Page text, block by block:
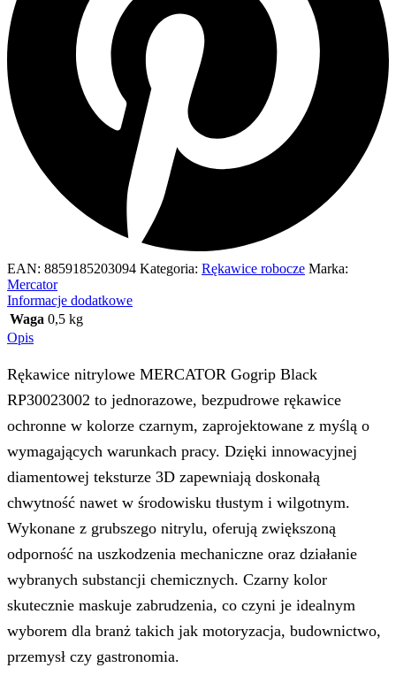
EAN: 8859185203094 Kategoria: Rękawice robocze Marka:
Mercator
Informacje dodatkowe
Waga 0,5 kg
Opis
Rękawice nitrylowe MERCATOR Gogrip Black
RP30023002 to jednorazowe, bezpudrowe rękawice
ochronne w kolorze czarnym, zaprojektowane z myślą o
wymagających warunkach pracy. Dzięki innowacyjnej
diamentowej teksturze 3D zapewniają doskonałą
chwytność nawet w środowisku tłustym i wilgotnym.
Wykonane z grubszego nitrylu, oferują zwiększoną
odporność na uszkodzenia mechaniczne oraz działanie
wybranych substancji chemicznych. Czarny kolor
skutecznie maskuje zabrudzenia, co czyni je idealnym
wyborem dla branż takich jak motoryzacja, budownictwo,
przemysł czy gastronomia.